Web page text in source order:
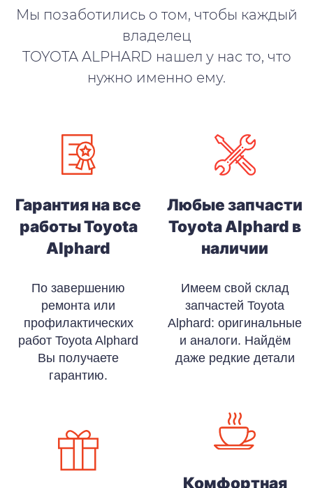
Мы позаботились о том, чтобы каждый
владелец
TOYOTA ALPHARD нашел у нас то, что
нужно именно ему.
Гарантия на все
работы Toyota
Alphard
По завершению
ремонта или
профилактических
работ Toyota Alphard
Вы получаете
гарантию.
Любые запчасти
Toyota Alphard в
наличии
Имеем свой склад
запчастей Toyota
Alphard: оригинальные
и аналоги. Найдём
даже редкие детали
Комфортная